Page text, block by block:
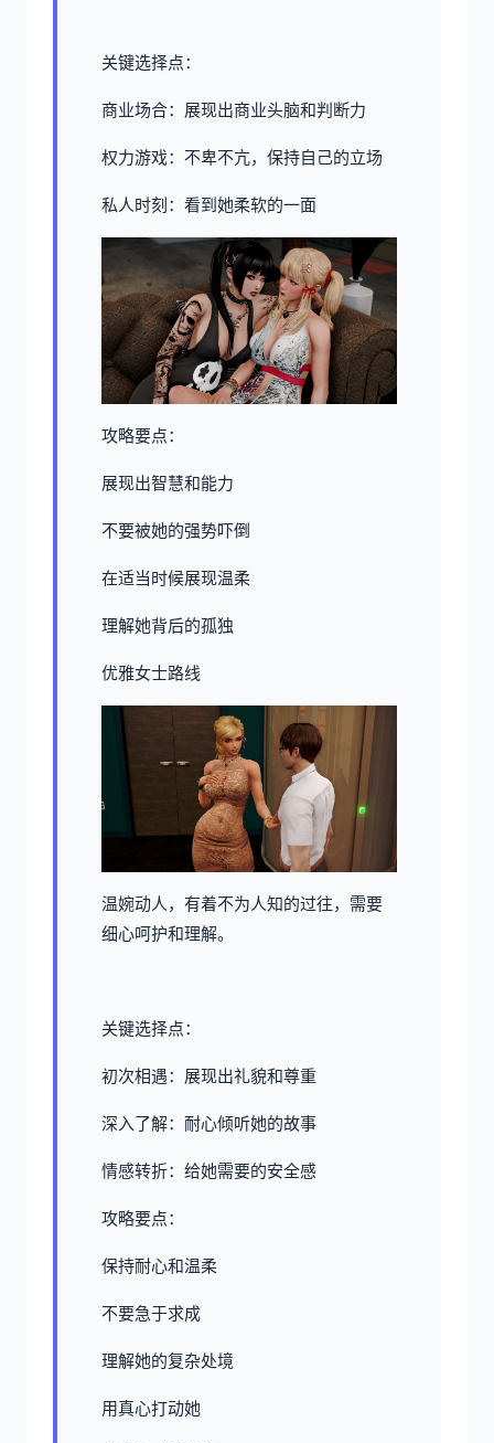
关键选择点：
商业场合：展现出商业头脑和判断力
权力游戏：不卑不亢，保持自己的立场
私人时刻：看到她柔软的一面
攻略要点：
展现出智慧和能力
不要被她的强势吓倒
在适当时候展现温柔
理解她背后的孤独
优雅女士路线
温婉动人，有着不为人知的过往，需要
细心呵护和理解。
关键选择点：
初次相遇：展现出礼貌和尊重
深入了解：耐心倾听她的故事
情感转折：给她需要的安全感
攻略要点：
保持耐心和温柔
不要急于求成
理解她的复杂处境
用真心打动她